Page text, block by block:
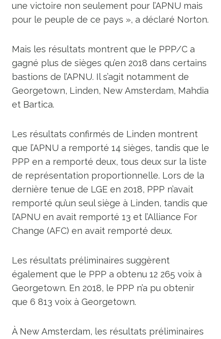
une victoire non seulement pour l’APNU mais
pour le peuple de ce pays », a déclaré Norton.
Mais les résultats montrent que le PPP/C a
gagné plus de sièges qu’en 2018 dans certains
bastions de l’APNU. Il s’agit notamment de
Georgetown, Linden, New Amsterdam, Mahdia
et Bartica.
Les résultats confirmés de Linden montrent
que l’APNU a remporté 14 sièges, tandis que le
PPP en a remporté deux, tous deux sur la liste
de représentation proportionnelle. Lors de la
dernière tenue de LGE en 2018, PPP n’avait
remporté qu’un seul siège à Linden, tandis que
l’APNU en avait remporté 13 et l’Alliance For
Change (AFC) en avait remporté deux.
Les résultats préliminaires suggèrent
également que le PPP a obtenu 12 265 voix à
Georgetown. En 2018, le PPP n’a pu obtenir
que 6 813 voix à Georgetown.
À New Amsterdam, les résultats préliminaires